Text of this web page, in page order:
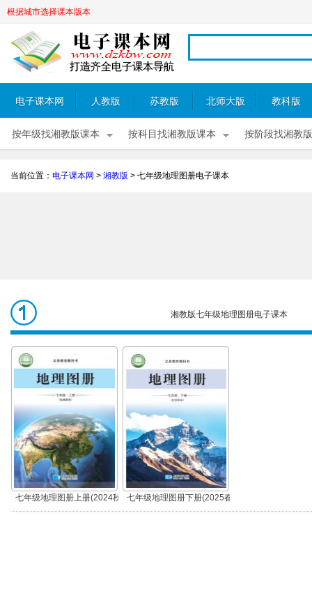
根据城市选择课本版本
电子课本网 人教版 苏教版 北师大版 教科版
按年级找湘教版课本 按科目找湘教版课本 按阶段找湘教
当前位置： 电子课本网 > 湘教版 > 七年级地理图册电子课本
七年级地理图
册
湘教版七年级地理图册电子课本
七年级地理图册上册(2024秋
版)
七年级地理图册下册(2025春
版)